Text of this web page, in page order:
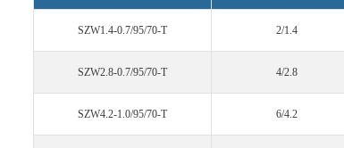
SZW1.4-0.7/95/70-T 2/1.4
SZW2.8-0.7/95/70-T 4/2.8
SZW4.2-1.0/95/70-T 6/4.2